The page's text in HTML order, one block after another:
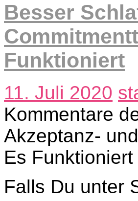
Besser
Funktioniert
11. Juli 2020
Kommentare
Akzeptanz-
Es Funktioniert
Falls Du unter